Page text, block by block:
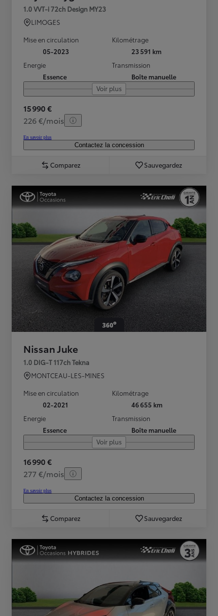
1.0 VVT-i 72ch Design MY23
LIMOGES
Mise en circulation
05-2023
Kilométrage
23 591 km
Energie
Essence
Transmission
Boîte manuelle
Voir plus
15 990 €
226 €/mois
En savoir plus
Contactez la concession
Comparez Sauvegardez
Nissan Juke
1.0 DIG-T 117ch Tekna
MONTCEAU-LES-MINES
Mise en circulation
02-2021
Kilométrage
46 655 km
Energie
Essence
Transmission
Boîte manuelle
Voir plus
16 990 €
277 €/mois
En savoir plus
Contactez la concession
Comparez Sauvegardez